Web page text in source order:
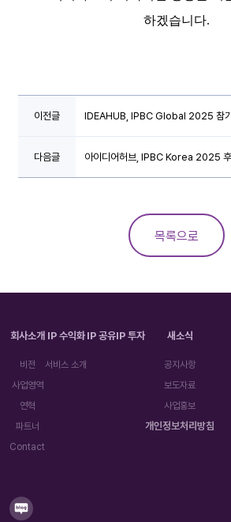
하겠습니다.
이전글 IDEAHUB, IPBC Global 2025 참
다음글 아이디어허브, IPBC Korea 2025
목록으로
회사소개
비전
사업영역
연혁
파트너
Contact
IP 수익화
서비스 소개
IP 공유IP 투자 새소식
공지사항
보도자료
사업홍보
개인정보처리방침